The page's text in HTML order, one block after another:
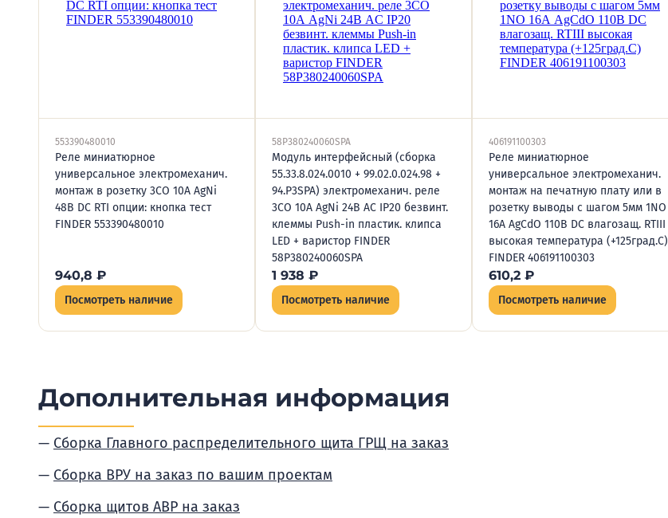
553390480010
Реле миниатюрное
универсальное электромеханич.
монтаж в розетку 3CO 10А AgNi
48В DC RTI опции: кнопка тест
FINDER 553390480010
940,8 ₽
Посмотреть наличие
58P380240060SPA
Модуль интерфейсный (сборка
55.33.8.024.0010 + 99.02.0.024.98 +
94.P3SPA) электромеханич. реле
3CO 10А AgNi 24В AC IP20 безвинт.
клеммы Push-in пластик. клипса
LED + варистор FINDER
58P380240060SPA
1 938 ₽
Посмотреть наличие
406191100303
Реле миниатюрное
универсальное электромеханич.
монтаж на печатную плату или в
розетку выводы с шагом 5мм 1NO
16А AgCdO 110В DC влагозащ. RTIII
высокая температура (+125град.C)
FINDER 406191100303
610,2 ₽
Посмотреть наличие
Дополнительная информация
Сборка Главного распределительного щита ГРЩ на заказ
Сборка ВРУ на заказ по вашим проектам
Сборка щитов АВР на заказ